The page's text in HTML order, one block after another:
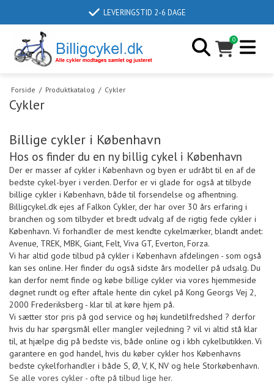
LEVERINGSTID 2-6 DAGE
0
Forside / Produktkatalog / Cykler
Cykler
Billige cykler i København
Hos os finder du en ny billig cykel i København
Der er masser af cykler i København og byen er udråbt til en af de
bedste cykel-byer i verden. Derfor er vi glade for også at tilbyde
billige cykler i København, både til forsendelse og afhentning.
Billigcykel.dk ejes af Falkon Cykler, der har over 30 års erfaring i
branchen og som tilbyder et bredt udvalg af de rigtig fede cykler i
København. Vi forhandler de mest kendte cykelmærker, blandt andet:
Avenue, TREK, MBK, Giant, Felt, Viva GT, Everton, Forza.
Vi har altid gode tilbud på cykler i København afdelingen - som også
kan ses online. Her finder du også sidste års modeller på udsalg. Du
kan derfor nemt finde og købe billige cykler via vores hjemmeside
døgnet rundt og efter aftale hente din cykel på Kong Georgs Vej 2,
2000 Frederiksberg - klar til at køre hjem på.
Vi sætter stor pris på god service og høj kundetilfredshed ? derfor
hvis du har spørgsmål eller mangler vejledning ? vil vi altid stå klar
til, at hjælpe dig på bedste vis, både online og i kbh cykelbutikken. Vi
garantere en god handel, hvis du køber cykler hos Københavns
bedste cykelforhandler i både S, Ø, V, K, NV og hele Storkøbenhavn.
Se alle vores cykler - ofte på tilbud lige her.